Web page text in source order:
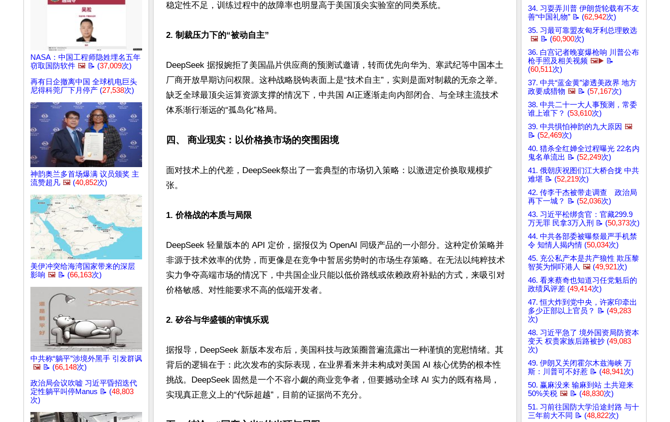
NASA：中国工程师隐姓埋名五年
窃取国防软件 🖼️ 📝 (37,009次)
再有日企撤离中国 全球机电巨头
尼得科莞厂下月停产 (27,538次)
神韵奥兰多首场爆满 议员颁奖 主
流赞超凡 🖼️ (40,852次)
美伊冲突给海湾国家带来的深层
影响 🖼️ 📝 (66,163次)
中共称“躺平”涉境外黑手 引发群讽
🖼️ 📝 (66,148次)
政治局会议吹嘘 习近平昏招迭代
定性躺平叫停Manus 📝 (48,803
次)
稳定性不足，训练过程中的故障率也明显高于美国顶尖实验室的同类系统。
2. 制裁压力下的“被动自主”
DeepSeek 据报婉拒了美国晶片供应商的预测试邀请，转而优先向华为、寒武纪等中国本土
厂商开放早期访问权限。这种战略脱钩表面上是“技术自主”，实则是面对制裁的无奈之举。
缺乏全球最顶尖运算资源支撑的情况下，中共国 AI正逐渐走向内部闭合、与全球主流技术
体系渐行渐远的“孤岛化”格局。
四、 商业现实：以价格换市场的突围困境
面对技术上的代差，DeepSeek祭出了一套典型的市场切入策略：以激进定价换取规模扩
张。
1. 价格战的本质与局限
DeepSeek 轻量版本的 API 定价，据报仅为 OpenAI 同级产品的一小部分。这种定价策略并
非源于技术效率的优势，而更像是在竞争中暂居劣势时的市场生存策略。在无法以纯粹技术
实力争夺高端市场的情况下，中共国企业只能以低价路线或依赖政府补贴的方式，来吸引对
价格敏感、对性能要求不高的低端开发者。
2. 矽谷与华盛顿的审慎乐观
据报导，DeepSeek 新版本发布后，美国科技与政策圈普遍流露出一种谨慎的宽慰情绪。其
背后的逻辑在于：此次发布的实际表现，在业界看来并未构成对美国 AI 核心优势的根本性
挑战。DeepSeek 固然是一个不容小觑的商业竞争者，但要撼动全球 AI 实力的既有格局，
实现真正意义上的“代际超越”，目前的证据尚不充分。
34. 习耍弄川普 伊朗货轮载有不友
善“中国礼物” 📝 (62,942次)
35. 习最可靠盟友匈牙利总理败选
🖼️ 📝 (60,900次)
36. 白宫记者晚宴爆枪响 川普公布
枪手照及相关视频 🖼️▶️ 📝
(60,511次)
37. 中共“蓝金黄”渗透美政界 地方
政要成猎物 🖼️ 📝 (57,167次)
38. 中共二十一大人事预测，常委
谁上谁下？ (53,610次)
39. 中共惧怕神韵的九大原因 🖼️
📝 (52,469次)
40. 猎杀全红婵全过程曝光 22名内
鬼名单流出 📝 (52,249次)
41. 俄朝庆祝图们江大桥合拢 中共
难堪 📝 (52,219次)
42. 传李干杰被带走调查 政治局
再下一城？ 📝 (52,036次)
43. 习近平松绑贪官：官藏299.9
万无罪 民拿3万入刑 📝 (50,373次)
44. 中共各部委被曝祭最严手机禁
令 知情人揭内情 (50,034次)
45. 充公私产本是共产狼性 欺压黎
智英为恫吓港人 🖼️ (49,921次)
46. 看来蔡奇也知道习任党魁后的
政绩风评差 (49,414次)
47. 恒大炸到党中央，许家印牵出
多少正部以上官员？ 📝 (49,283
次)
48. 习近平急了 境外国资局防资本
变天 权贵家族后路被抄 (49,083
次)
49. 伊朗又关闭霍尔木兹海峡 万
斯：川普可不好惹 📝 (48,941次)
50. 赢麻没来 输麻到站 土共迎来
50%关税 🖼️ 📝 (48,830次)
51. 习前往国防大学沿途封路 与十
三年前大不同 📝 (48,822次)